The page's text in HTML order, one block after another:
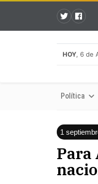
HOY, 6 de
Política
1
Para